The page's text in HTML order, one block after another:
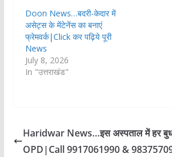
Doon News…बदरी-केदार में
असेट्स के मेंटेनेंस का बनाएं
फ्रेमवर्क|Click कर पढ़िये पूरी
News
July 8, 2026
In "उत्तराखंड"
Haridwar News…इस अस्पताल में हर
OPD|Call 9917061990 &